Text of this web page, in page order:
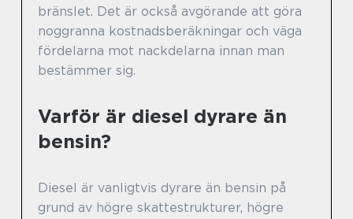
bränslet. Det är också avgörande att göra
noggranna kostnadsberäkningar och väga
fördelarna mot nackdelarna innan man
bestämmer sig.
Varför är diesel dyrare än
bensin?
Diesel är vanligtvis dyrare än bensin på
grund av högre skattestrukturer, högre